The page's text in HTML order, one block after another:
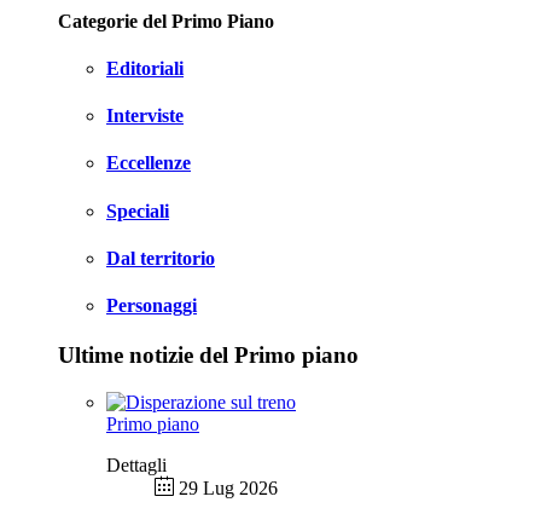
Categorie del Primo Piano
Editoriali
Interviste
Eccellenze
Speciali
Dal territorio
Personaggi
Ultime notizie del Primo piano
Primo piano
Dettagli
29 Lug 2026